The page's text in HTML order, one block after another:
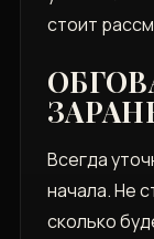
стоит
Всегда
начала. Не
сколько